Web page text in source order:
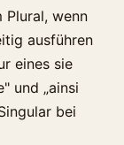
Plural, wenn
ausführen
eines sie
und „ainsi
bei